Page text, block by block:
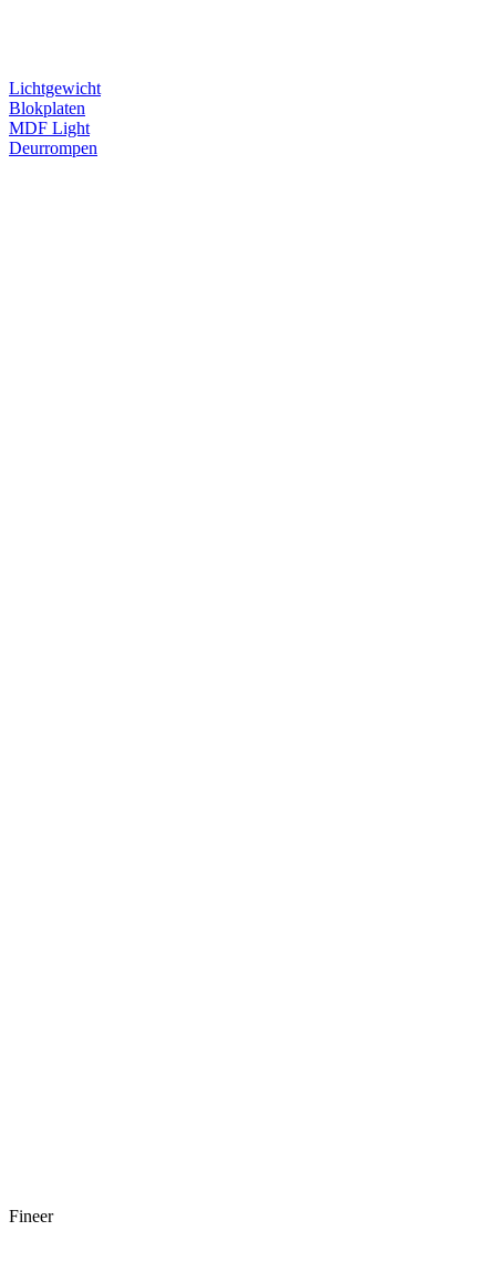
Lichtgewicht
Blokplaten
MDF Light
Deurrompen
Fineer